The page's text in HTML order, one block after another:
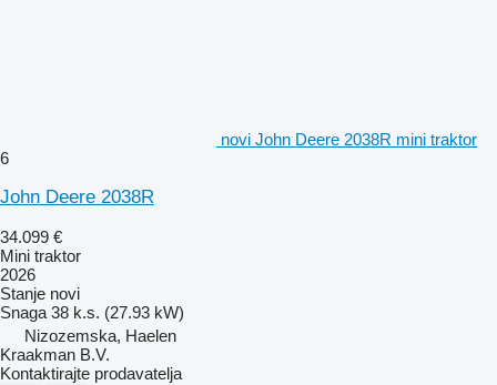
novi John Deere 2038R mini traktor
6
John Deere 2038R
34.099 €
Mini traktor
2026
Stanje novi
Snaga 38 k.s. (27.93 kW)
Nizozemska, Haelen
Kraakman B.V.
Kontaktirajte prodavatelja